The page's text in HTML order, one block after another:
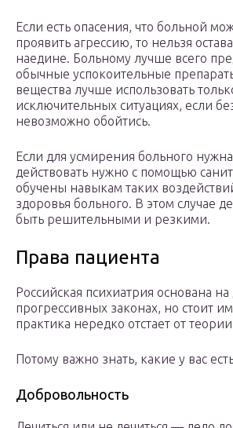
Если есть опасения, что больной
проявить агрессию, то нельзя
наедине. Больному лучше всего
обычные успокоительные
вещества лучше использовать
исключительных ситуациях, если
невозможно обойтись.
Если для усмирения больного нужна
действовать нужно с помощью
обучены навыкам таких
здоровья больного. В этом случае
быть решительными и резкими.
Права пациента
Российская психиатрия основана на
прогрессивных законах, но стоит
практика нередко отстает от теории
Потому важно знать, какие у вас
Добровольность